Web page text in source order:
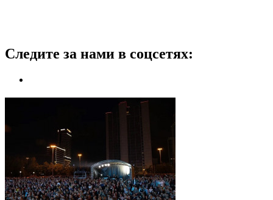
Следите за нами в соцсетях: